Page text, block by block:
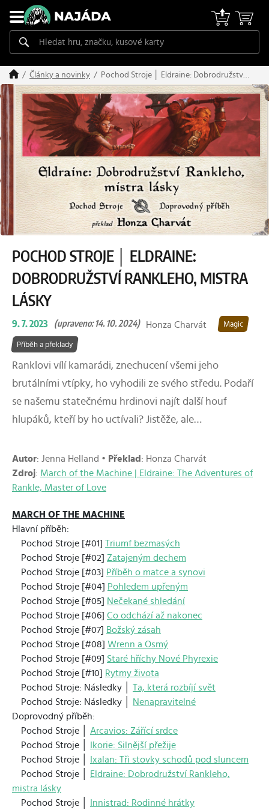
Články a novinky
Pochod Stroje │ Eldraine: Dobrodružství
Rankleho, mistra lásky
POCHOD STROJE │ ELDRAINE:
DOBRODRUŽSTVÍ RANKLEHO, MISTRA
LÁSKY
9. 7. 2023 (upraveno: 14. 10. 2024) Honza Charvát Magic
Příběh a překlady
Ranklovi vílí kamarádi, znechucení všemi jeho
brutálními vtípky, ho vyhodili ze svého středu. Podaří
se našemu statečnému hrdinovi najít další houf
hlupáků, kteří by ho uctívali? Jistěže, ale…
Autor: Jenna Helland • Překlad : Honza Charvát
Zdroj: March of the Machine | Eldraine: The Adventures of
Rankle, Master of Love
MARCH OF THE MACHINE
Hlavní příběh:
Pochod Stroje [#01] Triumf bezmasých
Pochod Stroje [#02] Zatajeným dechem
Pochod Stroje [#03] Příběh o matce a synovi
Pochod Stroje [#04] Pohledem upřeným
Pochod Stroje [#05] Nečekané shledání
Pochod Stroje [#06] Co odchází až nakonec
Pochod Stroje [#07] Božský zásah
Pochod Stroje [#08] Wrenn a Osmý
Pochod Stroje [#09] Staré hříchy Nové Phyrexie
Pochod Stroje [#10] Rytmy života
Pochod Stroje: Následky │ Ta, která rozbíjí svět
Pochod Stroje: Následky │
Nenapravitelné
Doprovodný příběh:
Pochod Stroje │ Arcavios: Zářící srdce
Pochod Stroje │
Ikorie: Silnější přežije
Pochod Stroje │
Ixalan: Tři stovky schodů pod sluncem
Pochod Stroje │
Eldraine: Dobrodružství Rankleho,
mistra lásky
Pochod Stroje │
Innistrad: Rodinné hrátky